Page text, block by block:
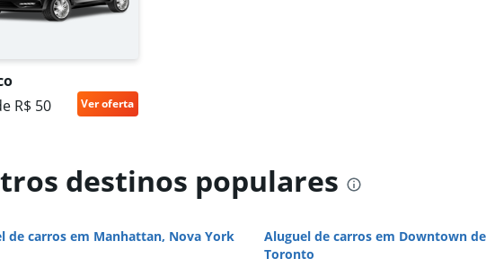
5,3
Regular
R$ 50
Ver oferta
destinos populares
de carros em Manhattan, Nova York
Aluguel de carros em Downtown
Toronto